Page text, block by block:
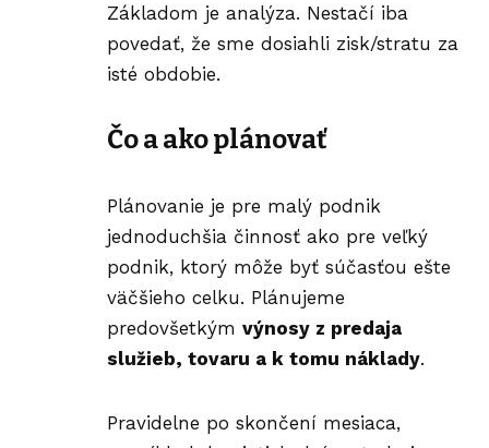
Základom je analýza. Nestačí iba
povedať, že sme dosiahli zisk/stratu za
isté obdobie.
Čo a ako plánovať
Plánovanie je pre malý podnik
jednoduchšia činnosť ako pre veľký
podnik, ktorý môže byť súčasťou ešte
väčšieho celku. Plánujeme
predovšetkým výnosy z predaja
služieb, tovaru a k tomu náklady.
Pravidelne po skončení mesiaca,